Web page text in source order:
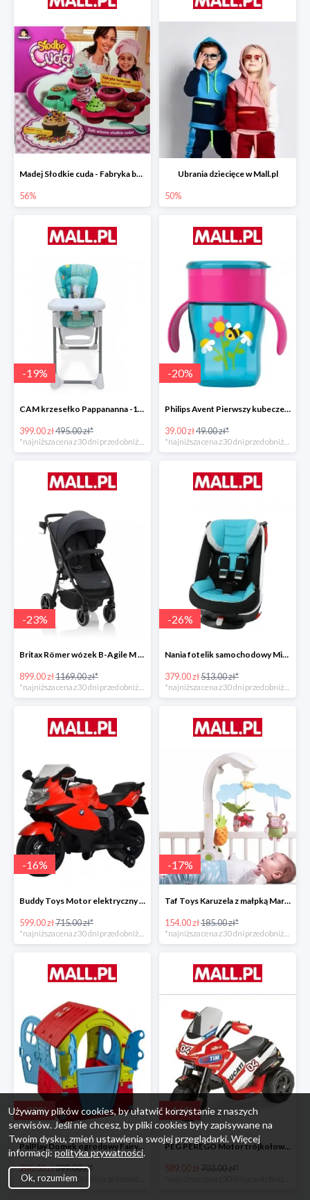
Madej Słodkie cuda - Fabryka babeczek
56%
Ubrania dziecięce w Mall.pl
50%
-19%
CAM krzesełko Pappananna -19%
399.00 zł495.00 zł*
*najniższa cena z 30 dni przed obniżką
-20%
Philips Avent Pierwszy kubeczek 260 ml -20%
39.00 zł49.00 zł*
*najniższa cena z 30 dni przed obniżką
-23%
Britax Römer wózek B-Agile M Black Shadow 2020 -23%
899.00 zł1169.00 zł*
*najniższa cena z 30 dni przed obniżką
-26%
Nania fotelik samochodowy Migo Saturn Premium Sky -26%
379.00 zł513.00 zł*
*najniższa cena z 30 dni przed obniżką
-16%
Buddy Toys Motor elektryczny BMW K1300 BEC 6011 -16%
599.00 zł715.00 zł*
-17%
Taf Toys Karuzela z małpką Marco -16%
154.00 zł185.00 zł*
-28%
PalPlay Domek ogrodowy Fairy House -28%
286.00 zł399.00 zł*
-16%
PEG PEREGO Motor trójkołowy Ducati Desmosedici -16%
589.00 zł703.00 zł*
Używamy plików cookies, by ułatwić korzystanie z naszych
serwisów. Jeśli nie chcesz, by pliki cookies były zapisywane na
Twoim dysku, zmień ustawienia swojej przeglądarki. Więcej
informacji:polityka prywatności.
Ok, rozumiem